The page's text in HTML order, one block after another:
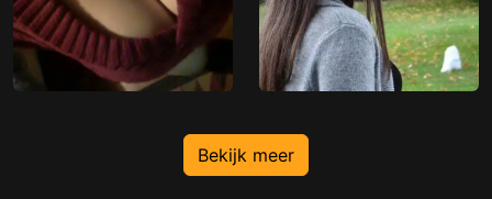
Bekijk meer